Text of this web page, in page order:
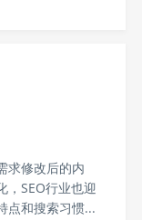
求修改后的内
，SEO行业也迎
点和搜索习惯...